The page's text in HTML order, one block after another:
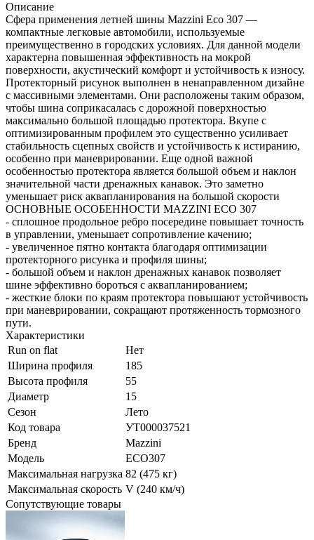
Описание
Сфера применения летней шины Mazzini Eco 307 —
компактные легковые автомобили, используемые
преимущественно в городских условиях. Для данной модели
характерна повышенная эффективность на мокрой
поверхности, акустический комфорт и устойчивость к износу.
Протекторный рисунок выполнен в ненаправленном дизайне
с массивными элементами. Они расположены таким образом,
чтобы шина соприкасалась с дорожной поверхностью
максимально большой площадью протектора. Вкупе с
оптимизированным профилем это существенно усиливает
стабильность сцепных свойств и устойчивость к истиранию,
особенно при маневрировании. Еще одной важной
особенностью протектора является большой объем и наклон
значительной части дренажных канавок. Это заметно
уменьшает риск аквапланирования на большой скорости
ОСНОВНЫЕ ОСОБЕННОСТИ MAZZINI ECO 307
- сплошное продольное ребро посередине повышает точность
в управлении, уменьшает сопротивление качению;
- увеличенное пятно контакта благодаря оптимизации
протекторного рисунка и профиля шины;
- большой объем и наклон дренажных канавок позволяет
шине эффективно бороться с аквапланированием;
- жесткие блоки по краям протектора повышают устойчивость
при маневрировании, сокращают протяженность тормозного
пути.
Характеристики
Run on flat
Нет
Ширина профиля
185
Высота профиля
55
Диаметр
15
Сезон
Лето
Код товара
УТ000037521
Бренд
Mazzini
Модель
ECO307
Максимальная нагрузка 82 (475 кг)
Максимальная скорость V (240 км/ч)
Сопутствующие товары